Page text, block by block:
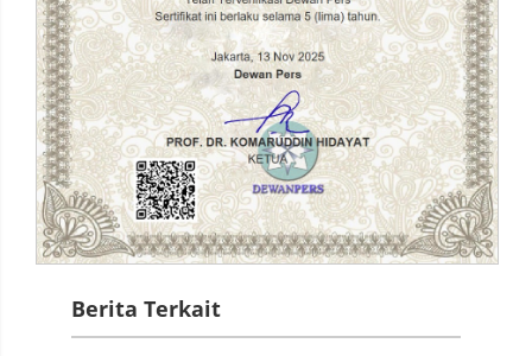
Berita Terkait